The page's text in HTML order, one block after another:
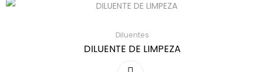
Diluentes
DILUENTE DE LIMPEZA